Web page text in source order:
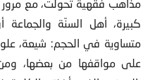
كبيرة، أهل السنّة
متساوية في الحجم: شيعة،
على مواقفها من بعضها، ومن
بالمعنى الذي أخذته الكلمة